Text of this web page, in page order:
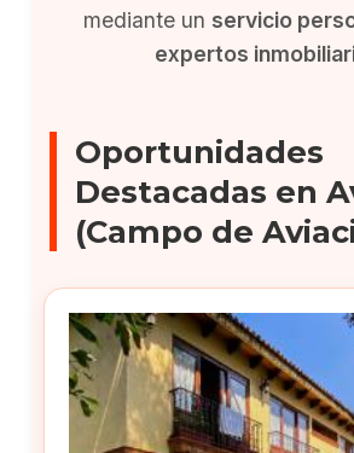
mediante un servicio
expertos
Oportunidades
Destacadas en
(Campo de